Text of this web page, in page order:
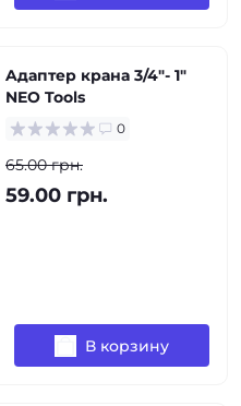
Aдаптер крана 3/4"- 1"
NEO Tools
0
65.00 грн.
59.00 грн.
В корзину